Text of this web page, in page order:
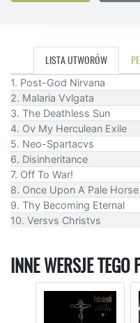
LISTA UTWORÓW
1. Post-God Nirvana
2. Malaria Vvlgata
3. The Deathless Sun
4. Ov My Herculean Exile
5. Neo-Spartacvs
6. Disinheritance
7. Off To War!
8. Once Upon A Pale Horse
9. Thy Becoming Eternal
10. Versvs Christvs
INNE WERSJE